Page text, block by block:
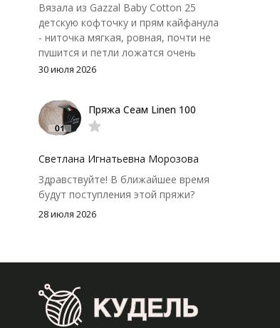
Вязала из Gazzal Baby Cotton 25
детскую кофточку и прям кайфанула
- ниточка мягкая, ровная, почти не
пушится и петли ложатся очень
аккуратно. После стирки полотно
потеряло, цвет тоже не стал
тусклее. Единственный нюанс -
моточки маленькие, расход лучше
чуть-чуть не хватило))
30 июля 2026
Пряжа Сеам Linen 100
Светлана Игнатьевна Морозова
Здравствуйте! В ближайшее время
будут поступления этой пряжи?
28 июля 2026